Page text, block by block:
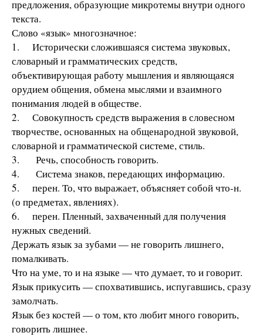
предложения, образующие микротемы внутри одного
текста.
Слово «язык» многозначное:
1. Исторически сложившаяся система звуковых,
словарный и грамматических средств,
объективирующая работу мышления и являющаяся
орудием общения, обмена мыслями и взаимного
понимания людей в обществе.
2. Совокупность средств выражения в словесном
творчестве, основанных на общенародной звуковой,
словарной и грамматической системе, стиль.
3. Речь, способность говорить.
4. Система знаков, передающих информацию.
5. перен. То, что выражает, объясняет собой что-н.
(о предметах, явлениях).
6. перен. Пленный, захваченный для получения
нужных сведений.
Держать язык за зубами — не говорить лишнего,
помалкивать.
Что на уме, то и на языке — что думает, то и говорит.
Язык прикусить — спохватившись, испугавшись, сразу
замолчать.
Язык без костей — о том, кто любит много говорить,
говорить лишнее.